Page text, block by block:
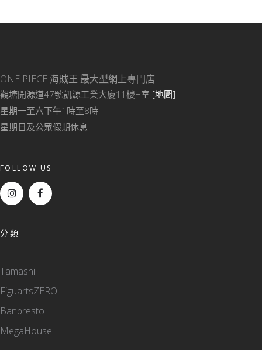
ONE PIECE 海賊王 最大型網上專門店
觀塘開源道47號凱源工業大廈11樓H室 [地圖]
星期一至六下午1時至8時
星期日及公眾假期休息
FOLLOW US
分類
Tamashii
FiguartsZERO
Banpresto
MegaHouse